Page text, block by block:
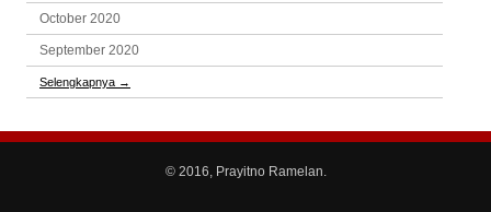
October 2020
September 2020
Selengkapnya →
© 2016, Prayitno Ramelan.